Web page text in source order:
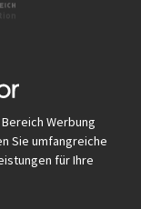
Werbung
Sie umfangreiche
für Ihre